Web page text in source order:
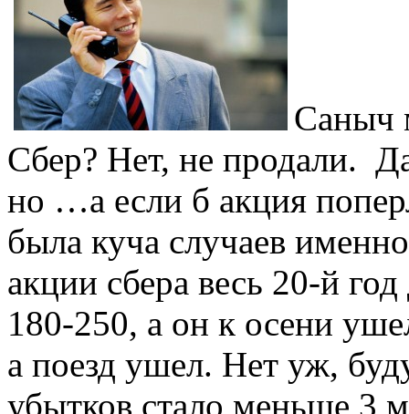
Саныч
Сбер? Нет, не продали.
но …а если б акция
была куча случаев
акции сбера весь 20-й
180-250, а он к осени
а поезд ушел. Нет уж,
убытков стало меньше 3